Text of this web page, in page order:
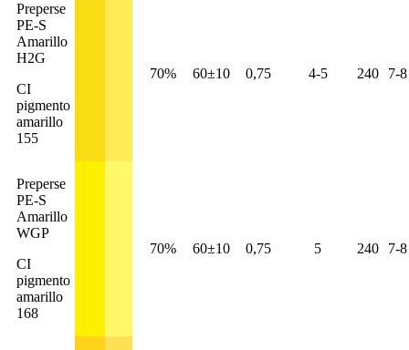
Preperse
PE-S
Amarillo
H2G
CI
pigmento
amarillo
155
70% 60±10 0,75 4-5 240 7-8
Preperse
PE-S
Amarillo
WGP
CI
pigmento
amarillo
168
70% 60±10 0,75 5 240 7-8